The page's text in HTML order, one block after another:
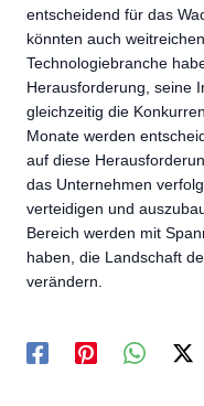
entscheidend für das
könnten auch
Technologiebranche
Herausforderung, seine
gleichzeitig die
Monate werden
auf diese
das Unternehmen
verteidigen und
Bereich werden mit
haben, die Landschaft
verändern.